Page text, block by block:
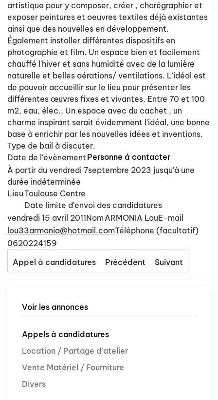
artistique pour y composer, créer , chorégraphier et
exposer peintures et oeuvres textiles déjà existantes
ainsi que des nouvelles en développement.
Également installer différentes dispositifs en
photographie et film. Un espace bien et facilement
chauffé l'hiver et sans humidité avec de la lumière
naturelle et belles aérations/ ventilations. L'idéal est
de pouvoir accueillir sur le lieu pour présenter les
différentes œuvres fixes et vivantes. Entre 70 et 100
m2, eau, élec., Un espace avec du cachet , un
charme inspirant serait évidemment l'idéal, une bonne
base à enrichir par les nouvelles idées et inventions.
Type de bail à discuter.
Date de l'évènement
À partir du vendredi 7septembre 2023 jusqu'à une
durée indéterminée
LieuToulouse Centre
Date limite d'envoi des candidatures
vendredi 15 avril 2011
Personne á contacter
NomARMONIA LouE-mail
lou33armonia@hotmail.comTéléphone (facultatif)
0620224159
Appel à candidatures
Précédent Suivant
Voir les annonces
Appels à candidatures
Location / Partage d'atelier
Vente Matériel / Fourniture
Divers